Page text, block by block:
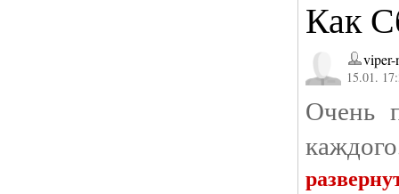
Как
viper-
15.01.
Очень